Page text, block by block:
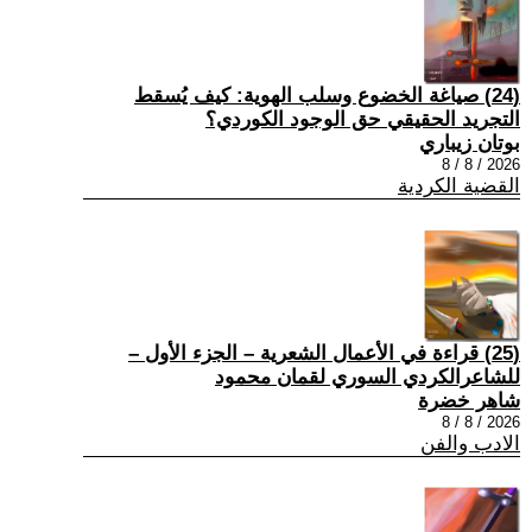
(24) صياغة الخضوع وسلب الهوية: كيف يُسقط
التجريد الحقيقي حق الوجود الكوردي؟
بوتان زيباري
2026 / 8 / 8
القضية الكردية
(25) قراءة في الأعمال الشعرية – الجزء الأول –
للشاعرالكردي السوري لقمان محمود
شاهر خضرة
2026 / 8 / 8
الادب والفن